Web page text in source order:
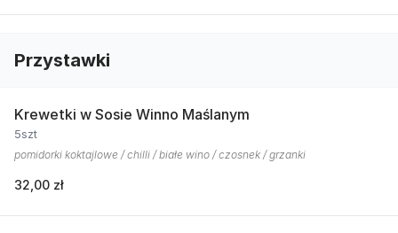
Przystawki
Krewetki w Sosie Winno Maślanym
5szt
pomidorki koktajlowe / chilli / białe wino / czosnek / grzanki
32,00 zł